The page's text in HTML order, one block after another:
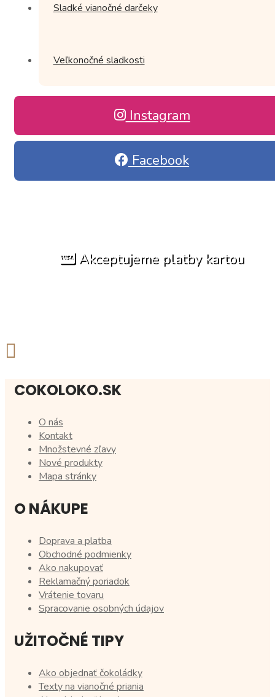
Sladké vianočné darčeky
Veľkonočné sladkosti
Instagram
Facebook
Akceptujeme platby kartou
COKOLOKO.SK
O nás
Kontakt
Množstevné zľavy
Nové produkty
Mapa stránky
O NÁKUPE
Doprava a platba
Obchodné podmienky
Ako nakupovať
Reklamačný poriadok
Vrátenie tovaru
Spracovanie osobných údajov
UŽITOČNÉ TIPY
Ako objednať čokoládky
Texty na vianočné priania